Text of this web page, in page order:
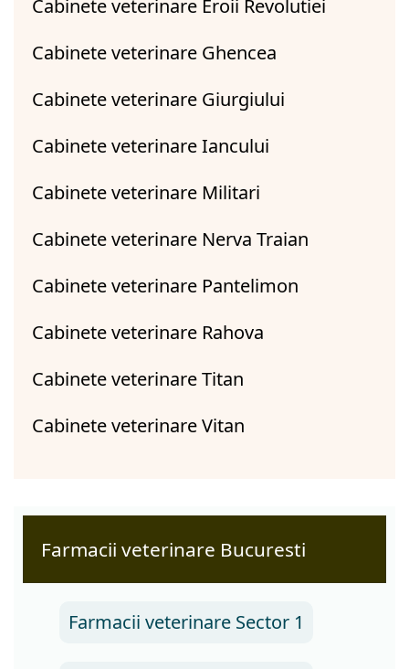
Cabinete veterinare Eroii Revolutiei
Cabinete veterinare Ghencea
Cabinete veterinare Giurgiului
Cabinete veterinare Iancului
Cabinete veterinare Militari
Cabinete veterinare Nerva Traian
Cabinete veterinare Pantelimon
Cabinete veterinare Rahova
Cabinete veterinare Titan
Cabinete veterinare Vitan
Farmacii veterinare Bucuresti
Farmacii veterinare Sector 1